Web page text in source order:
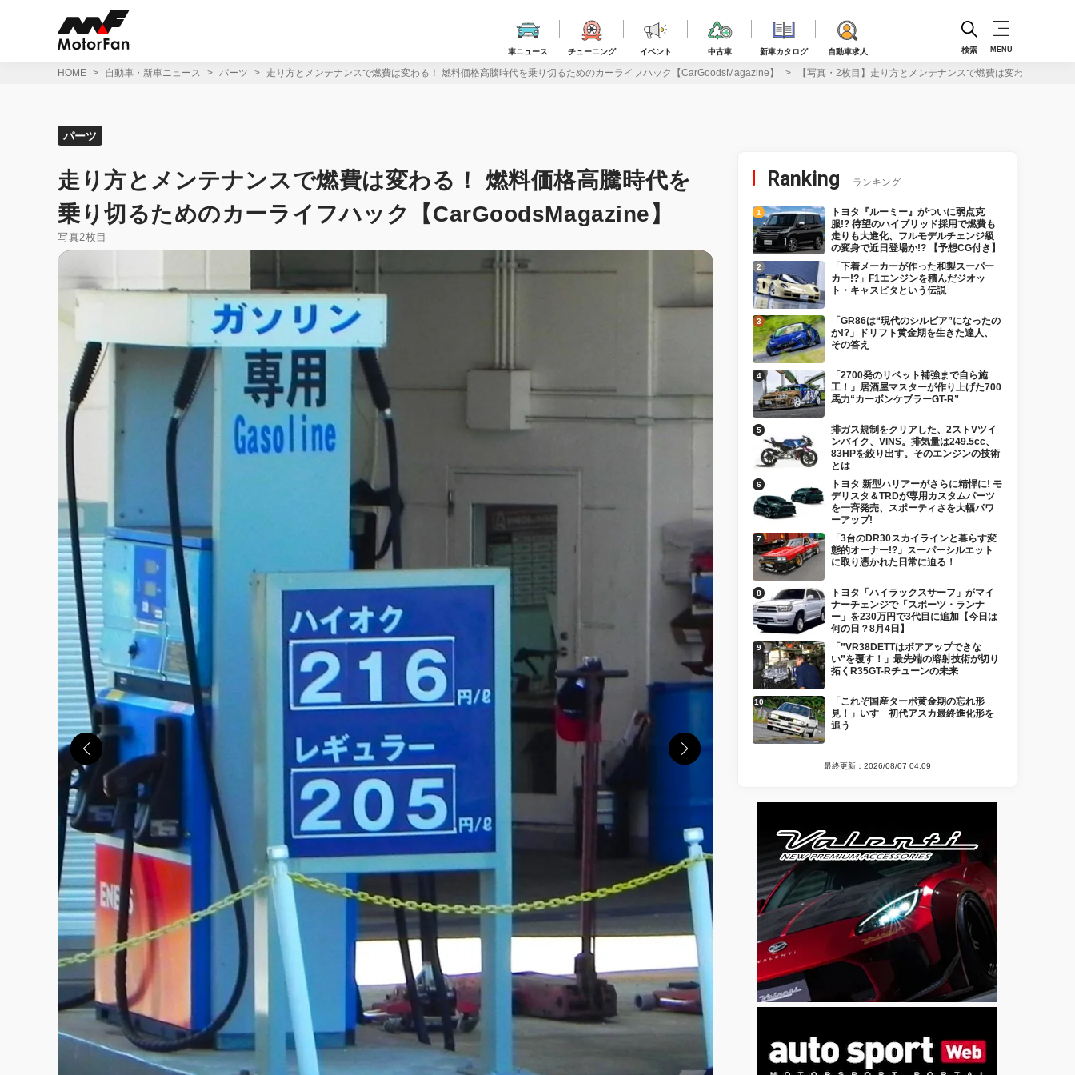
車ニュース チューニング イベント 中古車 新車カタログ 自動車求人 検索 MENU
HOME 自動車・新車ニュース パーツ 走り方とメンテナンスで燃費は変わる！ 燃料価格高騰時代を乗り切るためのカーライフハック【CarGoodsMagazine】 【写真・2枚目】走り方とメンテナンスで燃費は変わる！ 燃
パーツ
走り方とメンテナンスで燃費は変わる！ 燃料価格高騰時代を
乗り切るためのカーライフハック【CarGoodsMagazine】
写真2枚目
Ranking ランキング
トヨタ『ルーミー』がついに弱点克
服!? 待望のハイブリッド採用で燃費も
走りも大進化、フルモデルチェンジ級
の変身で近日登場か!? 【予想CG付き】
「下着メーカーが作った和製スーパー
カー!?」F1エンジンを積んだジオッ
ト・キャスピタという伝説
「GR86は“現代のシルビア”になったの
か!?」ドリフト黄金期を生きた達人、
その答え
「2700発のリベット補強まで自ら施
工！」居酒屋マスターが作り上げた700
馬力“カーボンケブラーGT-R”
排ガス規制をクリアした、2ストVツイ
ンバイク、VINS。排気量は249.5cc、
83HPを絞り出す。そのエンジンの技術
とは
トヨタ 新型ハリアーがさらに精悍に! モ
デリスタ＆TRDが専用カスタムパーツ
を一斉発売、スポーティさを大幅パワ
ーアップ!
「3台のDR30スカイラインと暮らす変
態的オーナー!?」スーパーシルエット
に取り憑かれた日常に迫る！
トヨタ「ハイラックスサーフ」がマイ
ナーチェンジで「スポーツ・ランナ
ー」を230万円で3代目に追加【今日は
何の日？8月4日】
「”VR38DETTはボアアップできな
い”を覆す！」最先端の溶射技術が切り
拓くR35GT-Rチューンの未来
「これぞ国産ターボ黄金期の忘れ形
見！」いすゞ初代アスカ最終進化形を
追う
最終更新：2026/08/07 04:09